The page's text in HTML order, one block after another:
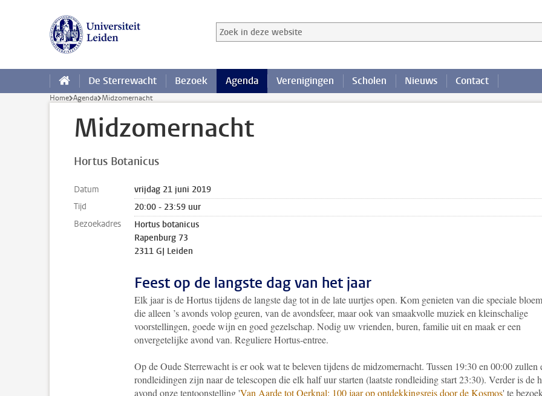
Zoek in deze website
Zoekterm
De Sterrewacht Bezoek Agenda Verenigingen Scholen Nieuws Contact
Home Agenda Midzomernacht
Midzomernacht
Hortus Botanicus
Datum
vrijdag 21 juni 2019
Tijd
20:00 - 23:59 uur
Bezoekadres
Hortus botanicus
Rapenburg 73
2311 GJ Leiden
Feest op de langste dag van het jaar
Elk jaar is de Hortus tijdens de langste dag tot in de late uurtjes open. Kom genieten van die speciale
die alleen ’s avonds volop geuren, van de avondsfeer, maar ook van smaakvolle muziek en kleinschalige
voorstellingen, goede wijn en goed gezelschap. Nodig uw vrienden, buren, familie uit en maak er een
onvergetelijke avond van. Reguliere Hortus-entree.
Op de Oude Sterrewacht is er ook wat te beleven tijdens de midzomernacht. Tussen 19:30 en 00:00 zullen
rondleidingen zijn naar de telescopen die elk half uur starten (laatste rondleiding start 23:30). Verder is de
avond onze tentoonstelling 'Van Aarde tot Oerknal: 100 jaar op ontdekkingsreis door de Kosmos' te